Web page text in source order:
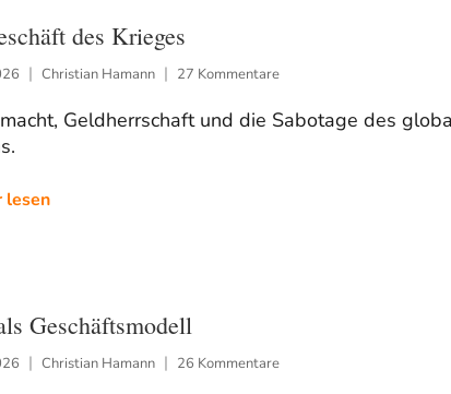
des Krieges
Christian Hamann 27 Kommentare
Geldherrschaft und die Sabotage des
lesen
Geschäftsmodell
Christian Hamann 26 Kommentare